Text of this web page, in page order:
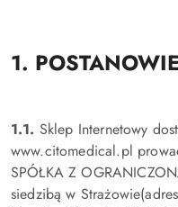
1.
1.1. Sklep Internetowy
www.citomedical.pl
SPÓŁKA Z
siedzibą w